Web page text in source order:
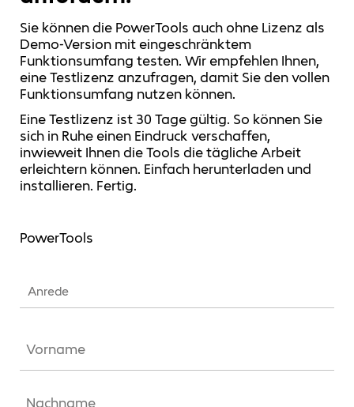
Sie können die PowerTools auch ohne Lizenz als
Demo-Version mit eingeschränktem
Funktionsumfang testen. Wir empfehlen Ihnen,
eine Testlizenz anzufragen, damit Sie den vollen
Funktionsumfang nutzen können.
Eine Testlizenz ist 30 Tage gültig. So können Sie
sich in Ruhe einen Eindruck verschaffen,
inwieweit Ihnen die Tools die tägliche Arbeit
erleichtern können. Einfach herunterladen und
installieren. Fertig.
PowerTools
Anrede